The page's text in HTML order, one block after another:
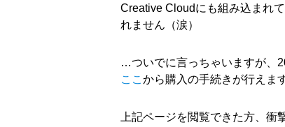
Creative Cloudにも組み込まれ
れません（涙）
…ついでに言っちゃいますが、
ここ から購入の手続きが行えます
上記ページを閲覧できた方、